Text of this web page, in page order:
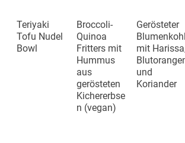
Teriyaki
Tofu Nudel
Bowl
Broccoli-
Quinoa
Fritters mit
Hummus
aus
gerösteten
Kichererbse
n (vegan)
Gerösteter
Blumenkohl
mit
und
Koriander